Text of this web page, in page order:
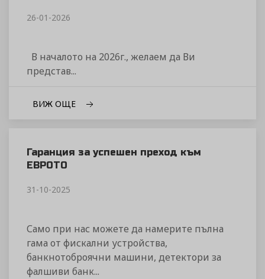
26-01-2026
В началото на 2026г., желаем да Ви
представ...
ВИЖ ОЩЕ
Гаранция за успешен преход към
ЕВРОТО
31-10-2025
Само при нас можете да намерите пълна
гама от фискални устройства,
банкнотоброячни машини, детектори за
фалшиви банк...